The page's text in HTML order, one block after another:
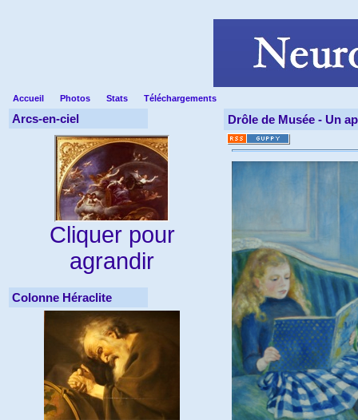
Accueil Photos Stats Téléchargements
Arcs-en-ciel
Cliquer pour
agrandir
Colonne Héraclite
Drôle de Musée - Un